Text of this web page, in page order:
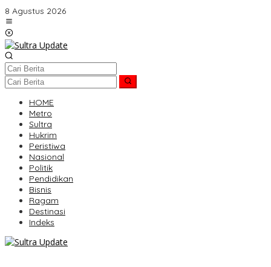
Lewati
ke
konten
8 Agustus 2026
HOME
Metro
Sultra
Hukrim
Peristiwa
Nasional
Politik
Pendidikan
Bisnis
Ragam
Destinasi
Indeks